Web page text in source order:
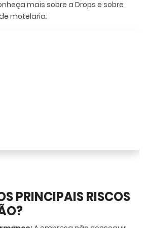
mais sobre a Drops e sobre
motelaria:
PRINCIPAIS RISCOS